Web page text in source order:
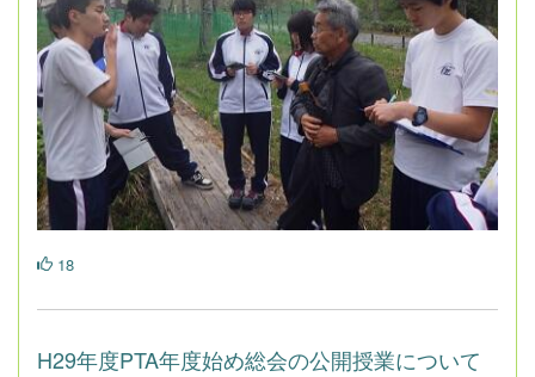
18
H29年度PTA年度始め総会の公開授業について